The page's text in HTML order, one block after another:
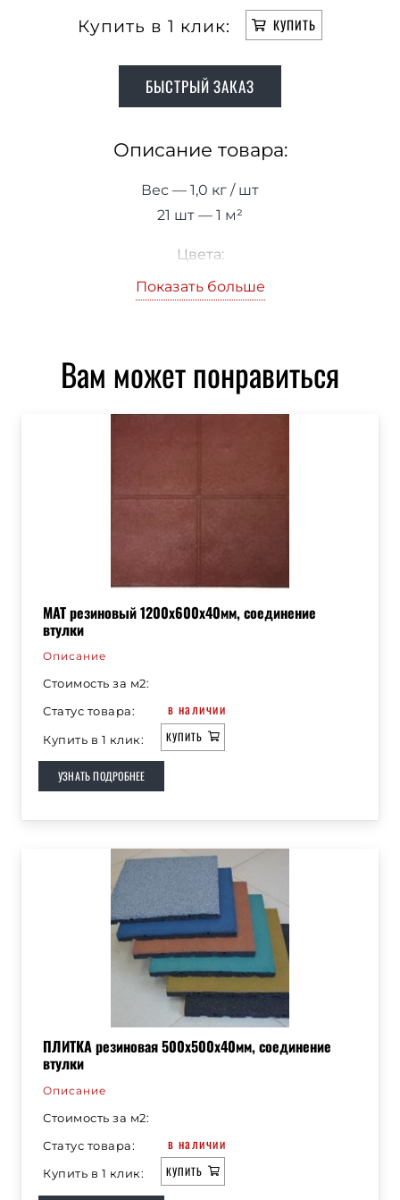
Купить в 1 клик: КУПИТЬ
БЫСТРЫЙ ЗАКАЗ
Описание товара:
Вес — 1,0 кг / шт
21 шт — 1 м²
Цвета:
— Черный:
— Терракотовый:
— Синий:
Показать больше
Вам может понравиться
МАТ резиновый 1200х600х40мм, соединение
втулки
Описание
Стоимость за м2:
Статус товара:
в наличии
Купить в 1 клик: КУПИТЬ
УЗНАТЬ ПОДРОБНЕЕ
ПЛИТКА резиновая 500х500х40мм, соединение
втулки
Описание
Стоимость за м2:
Статус товара:
в наличии
Купить в 1 клик: КУПИТЬ